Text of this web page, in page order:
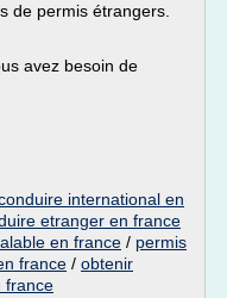
de permis étrangers.
avez besoin de
international en
etranger en france
en france / permis
france / obtenir
france